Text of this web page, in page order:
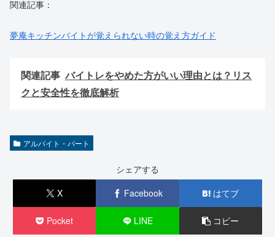
関連記事：
夢庵キッチンバイトが覚えられない時の覚え方ガイド
関連記事 バイトレをやめた方がいい理由とは？リス
クと安全性を徹底解析
アルバイト・パート
シェアする
X
Facebook はてブ
Pocket LINE コピー